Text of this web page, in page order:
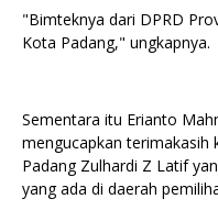
"Bimteknya dari DPRD
Kota Padang," ungkapnya.
Sementara itu Erianto
mengucapkan terimakasih
Padang Zulhardi Z Latif
yang ada di daerah